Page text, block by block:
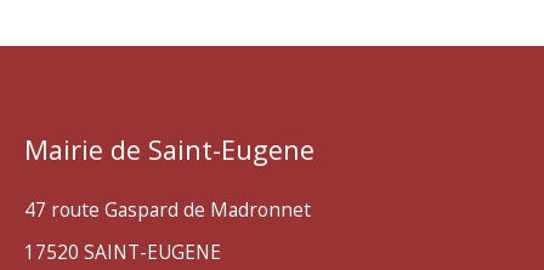
Mairie de Saint-Eugene
47 route Gaspard de Madronnet
17520 SAINT-EUGENE